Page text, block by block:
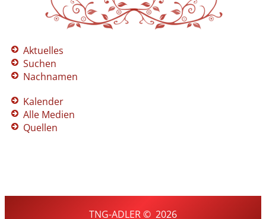
Aktuelles
Suchen
Nachnamen
Kalender
Alle Medien
Quellen
TNG-ADLER© 2026